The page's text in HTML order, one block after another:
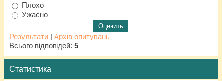
Плохо
Ужасно
Результати| Архів опитувань
Всього відповідей: 5
Статистика